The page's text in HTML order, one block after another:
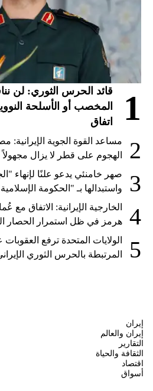
1
قائد الحرس الثوري: لن
المخصب أو الأسلحة
اتفاق
2
الهجوم على قطر لا يزال مجهولاً
3
صهر خامنئي يدعو علنًا لإنهاء
واستبدالها بـ "الحكومة
4
الخارجية الإيرانية: الاتفاق
هرمز في ظل استمرار الحصار
5
الولايات المتحدة ترفع
المرتبطة بالحرس الثوري
إيران
إيران والعالم
التقارير
الثقافة والحياة
اقتصاد
أسواق